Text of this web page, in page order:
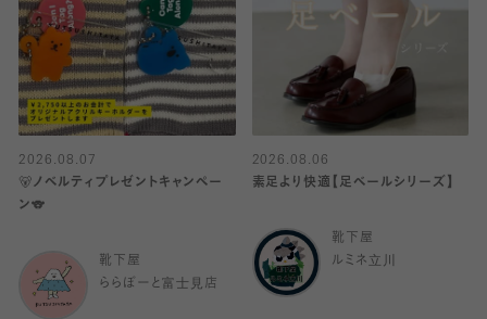
2026.08.07
🐻ノベルティプレゼントキャンペー
ン🐨
靴下屋
ららぽーと富士見店
2026.08.06
素足より快適【足ベールシリーズ】
靴下屋
ルミネ立川